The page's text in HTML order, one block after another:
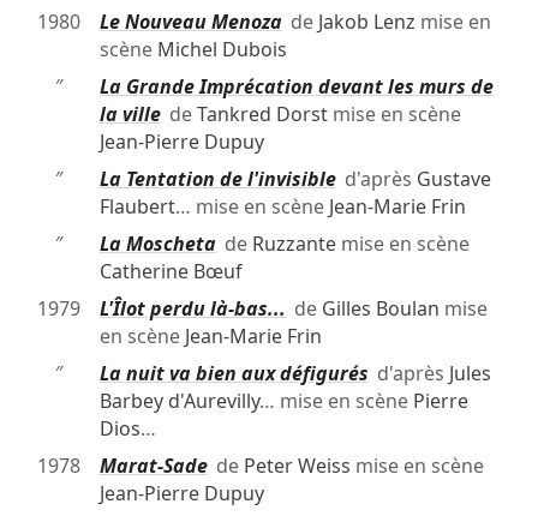
1980
Le Nouveau Menozade Jakob Lenz mise en
scène Michel Dubois
″
La Grande Imprécation devant les murs de
la villedeTankred Dorstmise en scène
Jean-Pierre Dupuy
″
La Tentation de l'invisibled'après Gustave
Flaubert… mise en scène Jean-Marie Frin
″
La Moschetade Ruzzantemise en scène
Catherine Bœuf
1979
L'Îlot perdu là-bas... de Gilles Boulan mise
en scène Jean-Marie Frin
″
La nuit va bien aux défigurés d'après Jules
Barbey d'Aurevilly… mise en scène Pierre
Dios…
1978
Marat-Sadede Peter Weiss mise en scène
Jean-Pierre Dupuy